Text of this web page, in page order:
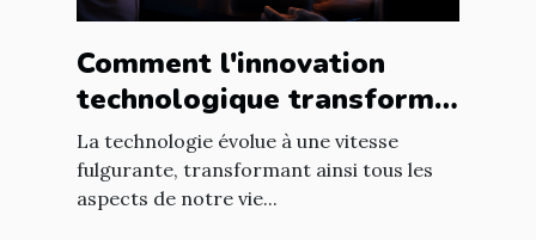
Comment l'innovation
technologique transforme
les entreprises à l'échelle
mondiale
La technologie évolue à une vitesse
fulgurante, transformant ainsi tous les
aspects de notre vie...